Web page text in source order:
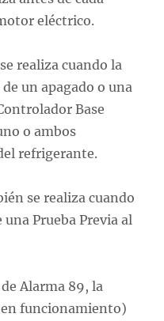
eléctrico.
realiza cuando la
un apagado o una
Base
o ambos
refrigerante.
se realiza cuando
Prueba Previa al
Alarma 89, la
en funcionamiento)